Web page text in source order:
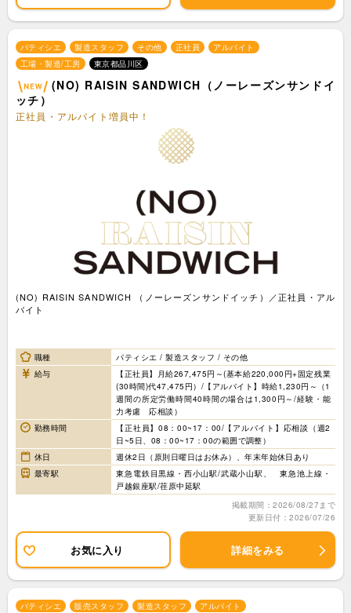
パティシエ 製造スタッフ その他 正社員
アルバイト
工場・製造/工房
東京都品川区
(NO) RAISIN SANDWICH（ノーレーズンサンドイ
ッチ）
正社員・アルバイト増員中！
(NO) RAISIN SANDWICH （ノーレーズンサンドイッチ）／正社員・アル
バイト
職種
パティシエ / 製造スタッフ / その他
給与
【正社員】月給267,475円～(基本給220,000円+固定残業
(30時間)代47,475円）/【アルバイト】時給1,230円～（1
週間の所定労働時間40時間の場合は1,300円～/経験・能
力考慮 応相談）
勤務時間
【正社員】08：00~17：00/【アルバイト】応相談（週2
日~5日、08：00~17：00の範囲で調整）
休日
週休2日（原則日曜日はお休み）、年末年始休日あり
最寄駅
東急電鉄目黒線・西小山駅/武蔵小山駅、 東急池上線・
戸越銀座駅/荏原中延駅
掲載期間：2026/08/27まで
更新日付：2026/07/26
お気に入り 詳細をみる
パティシエ 販売スタッフ 製造スタッフ
アルバイト